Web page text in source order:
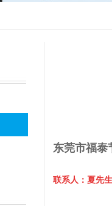
东莞市福泰
联系人：夏先生